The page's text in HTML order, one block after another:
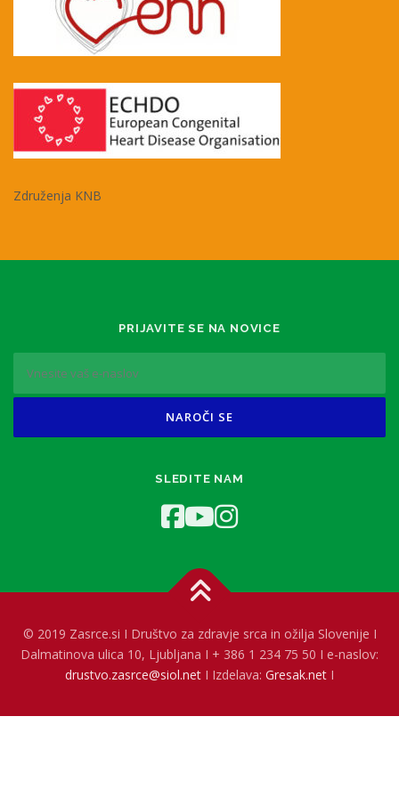
Združenja KNB
PRIJAVITE SE NA NOVICE
SLEDITE NAM
© 2019 Zasrce.si I Društvo za zdravje srca in ožilja Slovenije I
Dalmatinova ulica 10, Ljubljana I + 386 1 234 75 50 I e-naslov:
drustvo.zasrce@siol.net I Izdelava: Gresak.net I